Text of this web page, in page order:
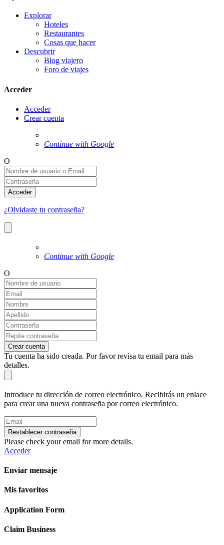
Explorar
Hoteles
Restaurantes
Cosas que hacer
Descubrir
Blog viajero
Foro de viajes
Acceder
Acceder
Crear cuenta
Continue with Google
O
Acceder
¿Olvidaste tu contraseña?
Continue with Google
O
Crear cuenta
Tu cuenta ha sido creada. Por favor revisa tu email para más
detalles.
Introduce tu dirección de correo electrónico. Recibirás un enlace
para crear una nueva contraseña por correo electrónico.
Restablecer contraseña
Please check your email for more details.
Acceder
Enviar mensaje
Mis favoritos
Application Form
Claim Business